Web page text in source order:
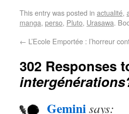
This entry was posted in actualité,
manga, perso, Pluto, Urasawa.
← L’Ecole Emportée : l’horreur
302 Responses
Geminisays: